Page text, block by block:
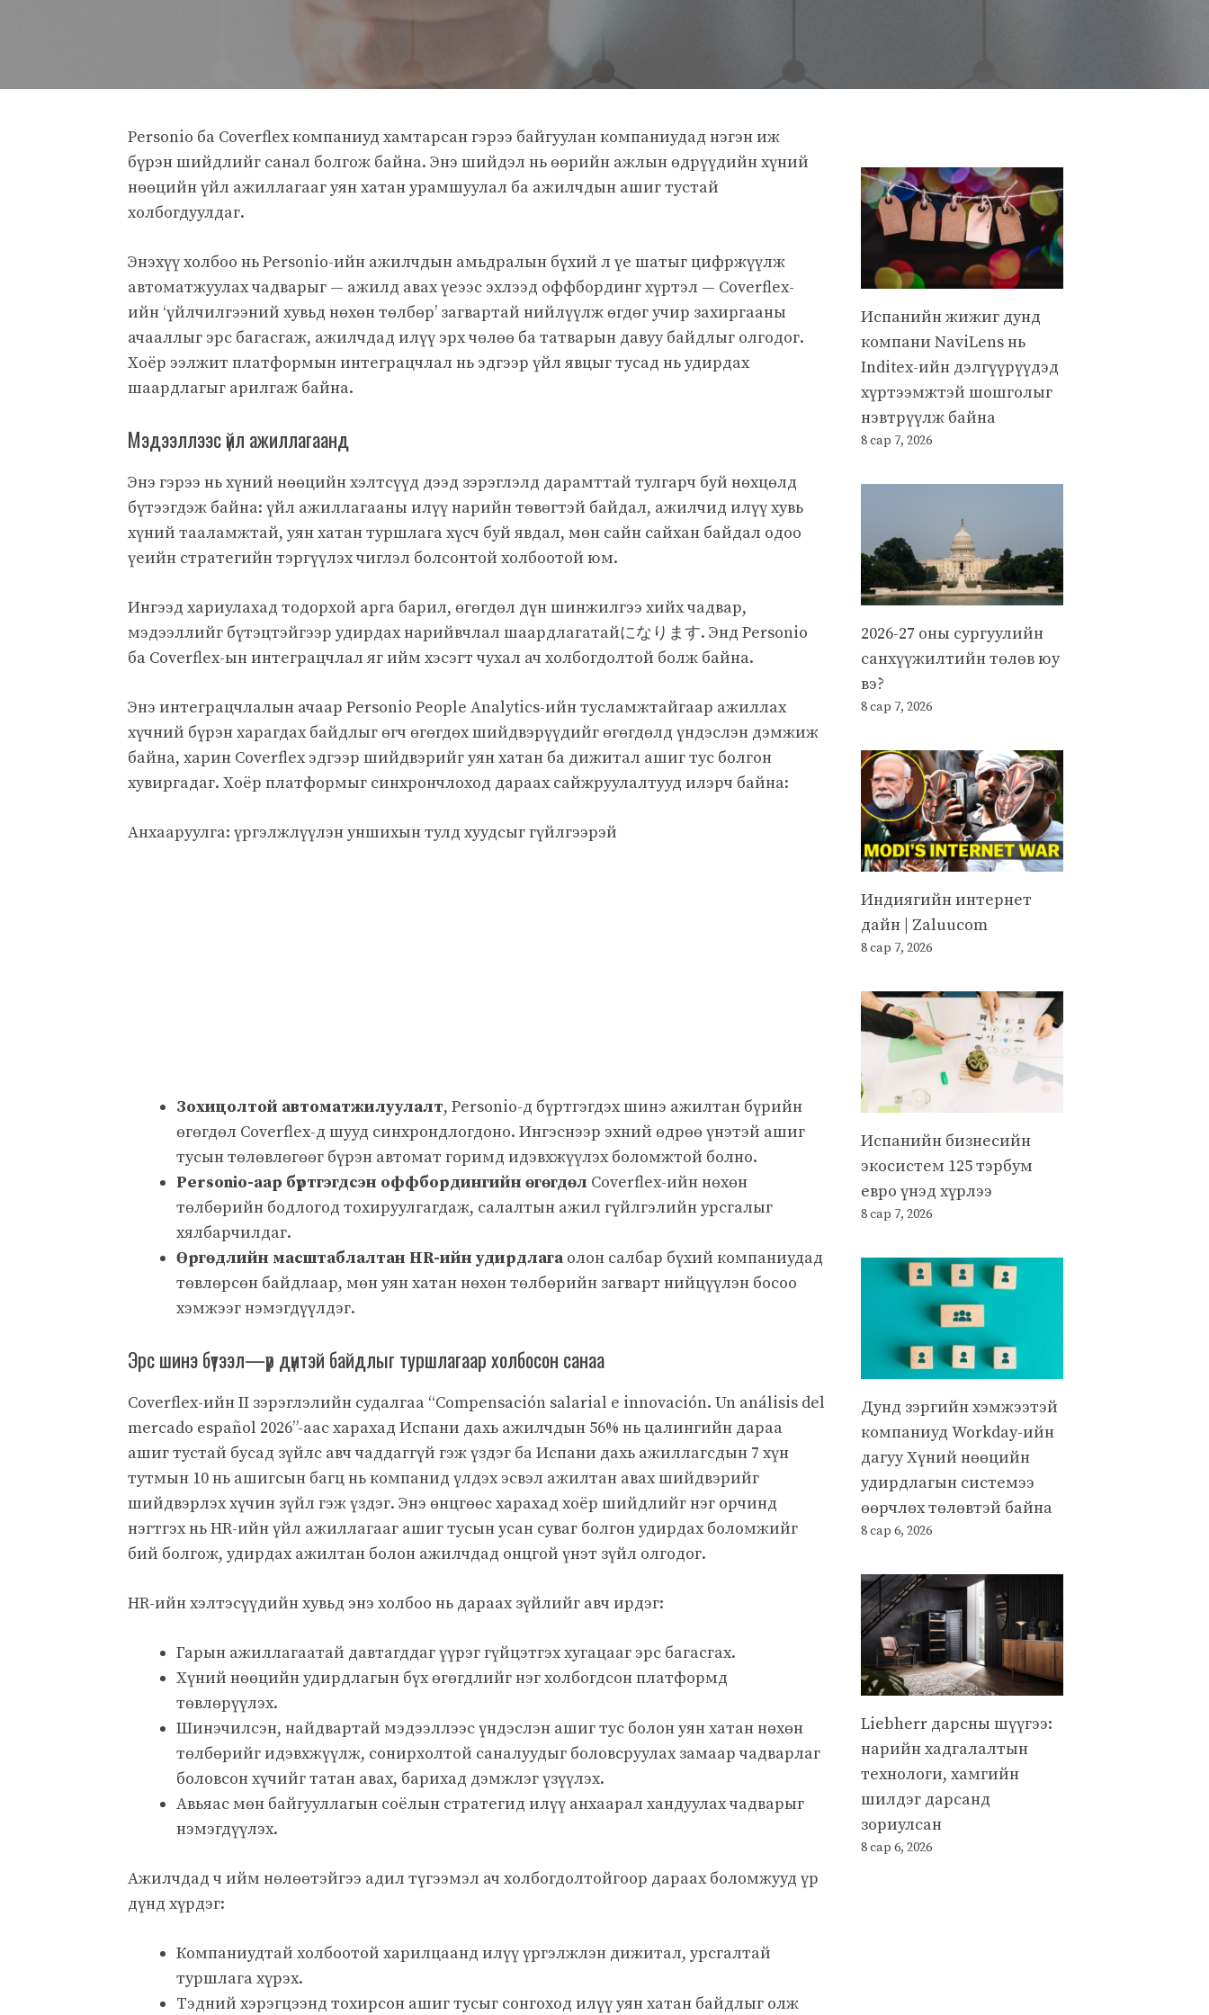
Personio ба Coverflex компаниуд хамтарсан гэрээ байгуулан компаниудад нэгэн иж
бүрэн шийдлийг санал болгож байна. Энэ шийдэл нь өөрийн ажлын өдрүүдийн хүний
нөөцийн үйл ажиллагааг уян хатан урамшуулал ба ажилчдын ашиг тустай
холбогдуулдаг.
Энэхүү холбоо нь Personio-ийн ажилчдын амьдралын бүхий л үе шатыг цифржүүлж
автоматжуулах чадварыг — ажилд авах үеээс эхлээд оффбординг хүртэл — Coverflex-
ийн ‘үйлчилгээний хувьд нөхөн төлбөр’ загвартай нийлүүлж өгдөг учир захиргааны
ачааллыг эрс багасгаж, ажилчдад илүү эрх чөлөө ба татварын давуу байдлыг олгодог.
Хоёр ээлжит платформын интеграцчлал нь эдгээр үйл явцыг тусад нь удирдах
шаардлагыг арилгаж байна.
Мэдээллээс үйл ажиллагаанд
Энэ гэрээ нь хүний нөөцийн хэлтсүүд дээд зэрэглэлд дарамттай тулгарч буй нөхцөлд
бүтээгдэж байна: үйл ажиллагааны илүү нарийн төвөгтэй байдал, ажилчид илүү хувь
хүний тааламжтай, уян хатан туршлага хүсч буй явдал, мөн сайн сайхан байдал одоо
үеийн стратегийн тэргүүлэх чиглэл болсонтой холбоотой юм.
Ингээд хариулахад тодорхой арга барил, өгөгдөл дүн шинжилгээ хийх чадвар,
мэдээллийг бүтэцтэйгээр удирдах нарийвчлал шаардлагатайになります. Энд Personio
ба Coverflex-ын интеграцчлал яг ийм хэсэгт чухал ач холбогдолтой болж байна.
Энэ интеграцчлалын ачаар Personio People Analytics-ийн тусламжтайгаар ажиллах
хүчний бүрэн харагдах байдлыг өгч өгөгдөх шийдвэрүүдийг өгөгдөлд үндэслэн дэмжиж
байна, харин Coverflex эдгээр шийдвэрийг уян хатан ба дижитал ашиг тус болгон
хувиргадаг. Хоёр платформыг синхрончлоход дараах сайжруулалтууд илэрч байна:
Анхааруулга: үргэлжлүүлэн уншихын тулд хуудсыг гүйлгээрэй
Зохицолтой автоматжилуулалт, Personio-д бүртгэгдэх шинэ ажилтан бүрийн
өгөгдөл Coverflex-д шууд синхрондлогдоно. Ингэснээр эхний өдрөө үнэтэй ашиг
тусын төлөвлөгөөг бүрэн автомат горимд идэвхжүүлэх боломжтой болно.
Personio-аар бүртгэгдсэн оффбордингийн өгөгдөл Coverflex-ийн нөхөн
төлбөрийн бодлогод тохируулгагдаж, салалтын ажил гүйлгэлийн урсгалыг
хялбарчилдаг.
Өргөдлийн масштаблалтан HR-ийн удирдлага олон салбар бүхий компаниудад
төвлөрсөн байдлаар, мөн уян хатан нөхөн төлбөрийн загварт нийцүүлэн босоо
хэмжээг нэмэгдүүлдэг.
Эрс шинэ бүтээл—үр дүнтэй байдлыг туршлагаар холбосон санаа
Coverflex-ийн II зэрэглэлийн судалгаа “Compensación salarial e innovación. Un análisis del
mercado español 2026”-аас харахад Испани дахь ажилчдын 56% нь цалингийн дараа
ашиг тустай бусад зүйлс авч чаддаггүй гэж үздэг ба Испани дахь ажиллагсдын 7 хүн
тутмын 10 нь ашигсын багц нь компанид үлдэх эсвэл ажилтан авах шийдвэрийг
шийдвэрлэх хүчин зүйл гэж үздэг. Энэ өнцгөөс харахад хоёр шийдлийг нэг орчинд
нэгтгэх нь HR-ийн үйл ажиллагааг ашиг тусын усан суваг болгон удирдах боломжийг
бий болгож, удирдах ажилтан болон ажилчдад онцгой үнэт зүйл олгодог.
HR-ийн хэлтэсүүдийн хувьд энэ холбоо нь дараах зүйлийг авч ирдэг:
Гарын ажиллагаатай давтагддаг үүрэг гүйцэтгэх хугацааг эрс багасгах.
Хүний нөөцийн удирдлагын бүх өгөгдлийг нэг холбогдсон платформд
төвлөрүүлэх.
Шинэчилсэн, найдвартай мэдээллээс үндэслэн ашиг тус болон уян хатан нөхөн
төлбөрийг идэвхжүүлж, сонирхолтой саналуудыг боловсруулах замаар чадварлаг
боловсон хүчийг татан авах, барихад дэмжлэг үзүүлэх.
Авьяас мөн байгууллагын соёлын стратегид илүү анхаарал хандуулах чадварыг
нэмэгдүүлэх.
Ажилчдад ч ийм нөлөөтэйгээ адил түгээмэл ач холбогдолтойгоор дараах боломжууд үр
дүнд хүрдэг:
Компаниудтай холбоотой харилцаанд илүү үргэлжлэн дижитал, урсгалтай
туршлага хүрэх.
Тэдний хэрэгцээнд тохирсон ашиг тусыг сонгоход илүү уян хатан байдлыг олж
Испанийн жижиг дунд
компани NaviLens нь
Inditex-ийн дэлгүүрүүдэд
хүртээмжтэй шошголыг
нэвтрүүлж байна
8 сар 7, 2026
2026-27 оны сургуулийн
санхүүжилтийн төлөв юу
вэ?
8 сар 7, 2026
Индиягийн интернет
дайн | Zaluucom
8 сар 7, 2026
Испанийн бизнесийн
экосистем 125 тэрбум
евро үнэд хүрлээ
8 сар 7, 2026
Дунд зэргийн хэмжээтэй
компаниуд Workday-ийн
дагуу Хүний нөөцийн
удирдлагын системээ
өөрчлөх төлөвтэй байна
8 сар 6, 2026
Liebherr дарсны шүүгээ:
нарийн хадгалалтын
технологи, хамгийн
шилдэг дарсанд
зориулсан
8 сар 6, 2026